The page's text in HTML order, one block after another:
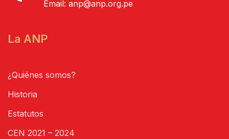
Email: anp@anp.org.pe
La ANP
¿Quiénes somos?
Historia
Estatutos
CEN 2021 – 2024